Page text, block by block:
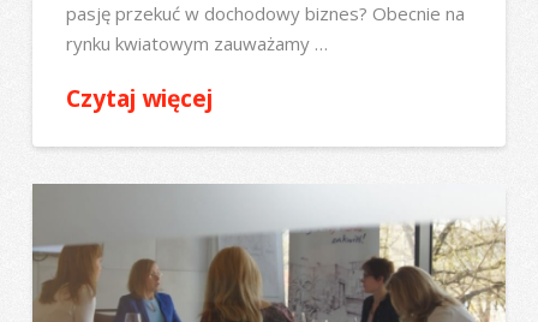
pasję przekuć w dochodowy biznes? Obecnie na
rynku kwiatowym zauważamy …
Czytaj więcej